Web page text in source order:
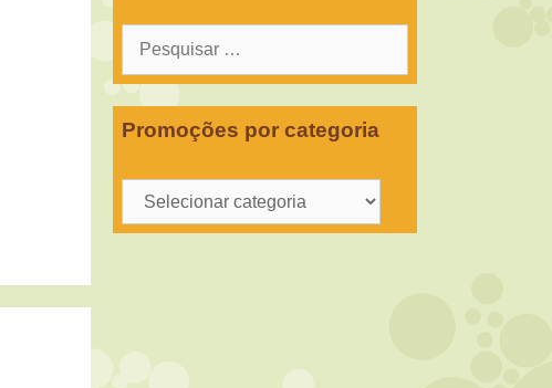
Pesquisar
Promoções por categoria
Promoções
por